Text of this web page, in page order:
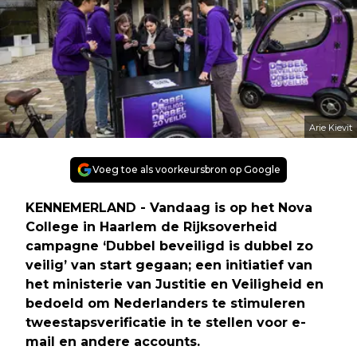
Arie Kievit
Voeg toe als voorkeursbron op Google
KENNEMERLAND - Vandaag is op het Nova
College in Haarlem de Rijksoverheid
campagne ‘Dubbel beveiligd is dubbel zo
veilig’ van start gegaan; een initiatief van
het ministerie van Justitie en Veiligheid en
bedoeld om Nederlanders te stimuleren
tweestapsverificatie in te stellen voor e-
mail en andere accounts.